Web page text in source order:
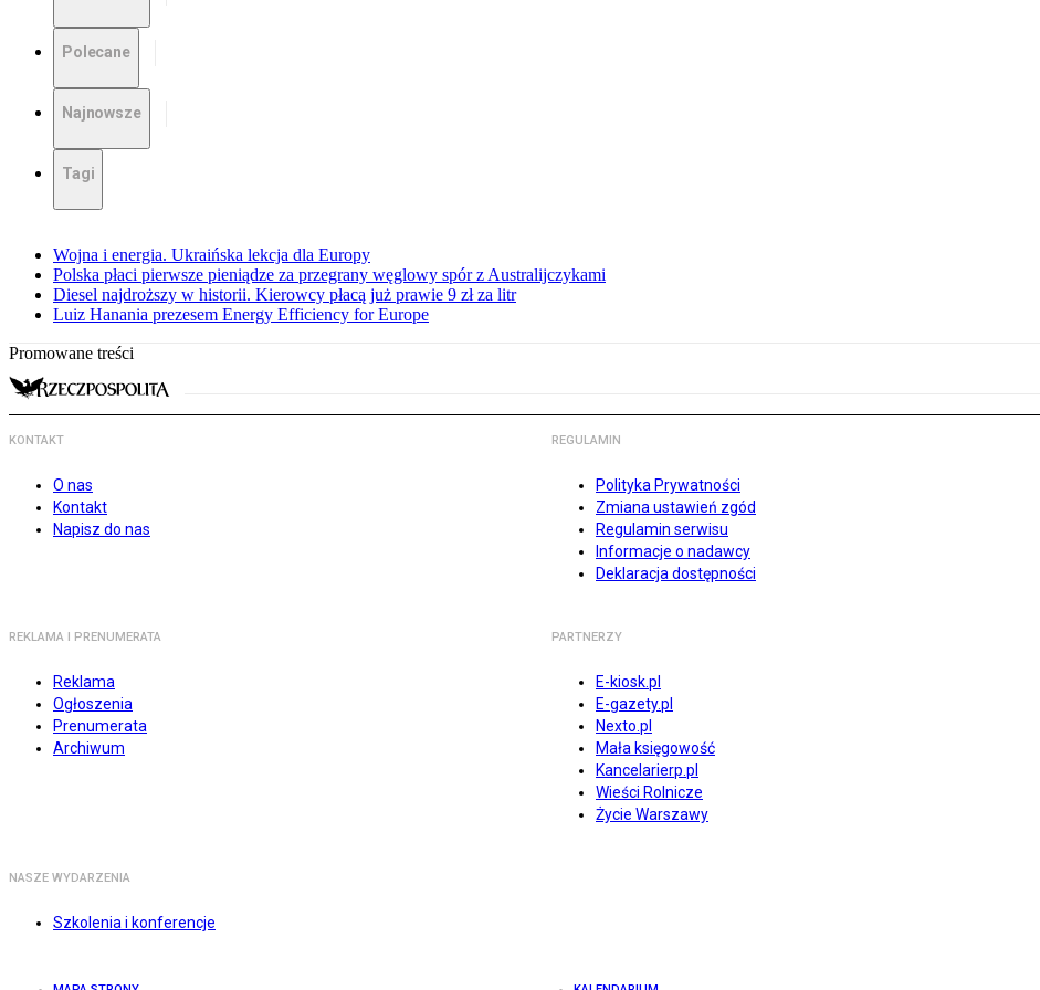
Polecane
Najnowsze
Tagi
Wojna i energia. Ukraińska lekcja dla Europy
Polska płaci pierwsze pieniądze za przegrany węglowy spór z Australijczykami
Diesel najdroższy w historii. Kierowcy płacą już prawie 9 zł za litr
Luiz Hanania prezesem Energy Efficiency for Europe
Promowane treści
KONTAKT
O nas
Kontakt
Napisz do nas
REGULAMIN
Polityka Prywatności
Zmiana ustawień zgód
Regulamin serwisu
Informacje o nadawcy
Deklaracja dostępności
REKLAMA I PRENUMERATA
Reklama
Ogłoszenia
Prenumerata
Archiwum
PARTNERZY
E-kiosk.pl
E-gazety.pl
Nexto.pl
Mała księgowość
Kancelarierp.pl
Wieści Rolnicze
Życie Warszawy
NASZE WYDARZENIA
Szkolenia i konferencje